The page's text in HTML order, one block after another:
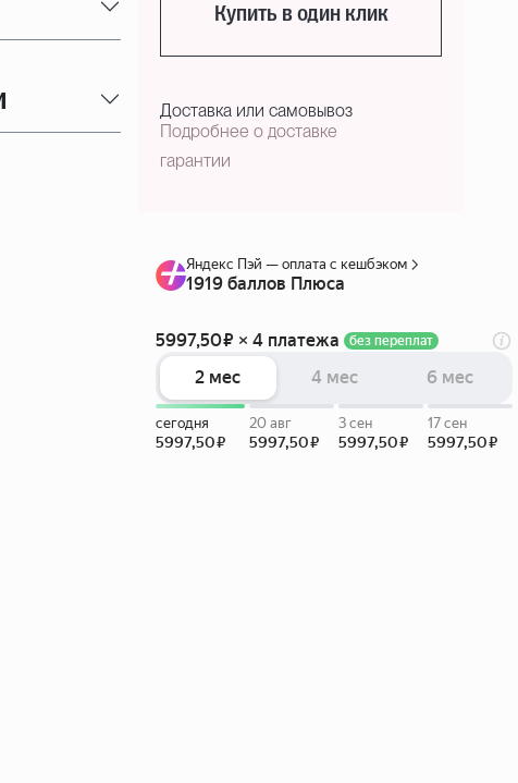
Купить в один клик
Доставка или самовывоз
Подробнее о доставке
гарантии